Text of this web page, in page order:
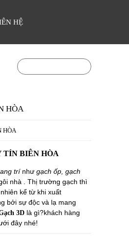
HỆ
HÒA
HÒA
TÍN BIÊN HÒA
trínhư gạch ốp, gạch
nhà . Thị trường gạch thì
kể từ khi xuất
bởi sự độc và lạ mang
3D là gì?khách hàng
đây nhé!